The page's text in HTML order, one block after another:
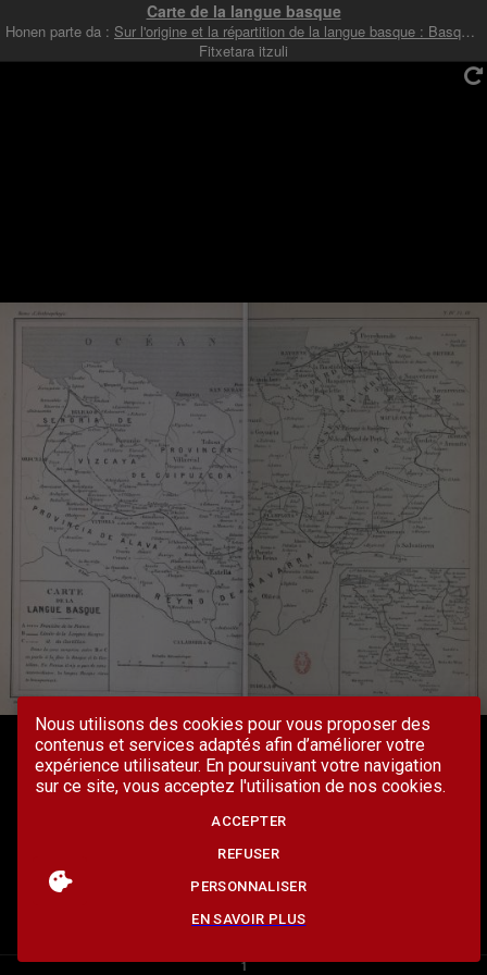
Nous utilisons des cookies pour vous proposer des
contenus et services adaptés afin d’améliorer votre
expérience utilisateur. En poursuivant votre navigation
sur ce site, vous acceptez l'utilisation de nos cookies.
ACCEPTER
REFUSER
PERSONNALISER
EN SAVOIR PLUS